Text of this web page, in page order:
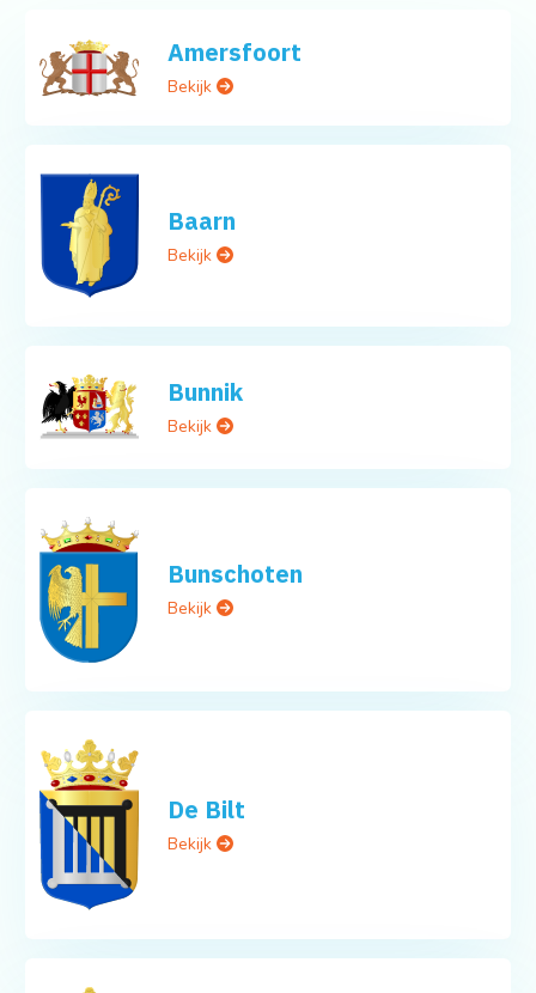
Amersfoort
Bekijk
Baarn
Bekijk
Bunnik
Bekijk
Bunschoten
Bekijk
De Bilt
Bekijk